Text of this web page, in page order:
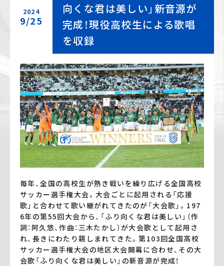
2024
9/25
向くな君は美しい」新音源が
完成！現役高校生による歌唱
を収録
毎年、全国の高校生が熱き戦いを繰り広げる全国高校
サッカー選手権大会。大会ごとに起用される「応援
歌」と合わせて歌い継がれてきたのが「大会歌」。197
6年の第55回大会から、「ふり向くな君は美しい」（作
詞：阿久悠、作曲：三木たかし）が大会歌として起用さ
れ、長きにわたり親しまれてきた。第103回全国高校
サッカー選手権大会の地区大会開幕に合わせ、その大
会歌「ふり向くな君は美しい」の新音源が完成！